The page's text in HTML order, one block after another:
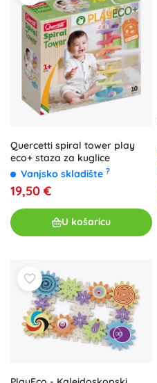
Quercetti spiral tower play
eco+ staza za kuglice
Vanjsko skladište ?
19,50 €
U košaricu